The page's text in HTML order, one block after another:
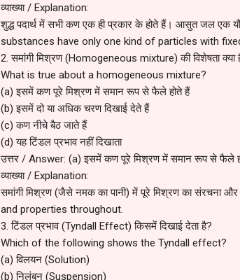
व्याख्या / Explanation:
शुद्ध पदार्थ में सभी कण एक ही प्रकार के होते हैं। आसुत जल एक
substances have only one kind of particles with
2. समांगी मिश्रण (Homogeneous mixture) की विशेषता क्या
What is true about a homogeneous mixture?
(a) इसमें कण पूरे मिश्रण में समान रूप से फैले होते हैं
(b) इसमें दो या अधिक चरण दिखाई देते हैं
(c) कण नीचे बैठ जाते हैं
(d) यह टिंडल प्रभाव नहीं दिखाता
उत्तर / Answer: (a) इसमें कण पूरे मिश्रण में समान रूप से फैले
व्याख्या / Explanation:
समांगी मिश्रण (जैसे नमक का पानी) में पूरे मिश्रण का
and properties throughout.
3. टिंडल प्रभाव (Tyndall Effect) किसमें दिखाई देता है?
Which of the following shows the Tyndall effect?
(a) विलयन (Solution)
(b) निलंबन (Suspension)